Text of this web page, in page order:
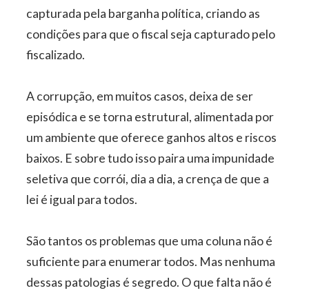
capturada pela barganha política, criando as
condições para que o fiscal seja capturado pelo
fiscalizado.
A corrupção, em muitos casos, deixa de ser
episódica e se torna estrutural, alimentada por
um ambiente que oferece ganhos altos e riscos
baixos. E sobre tudo isso paira uma impunidade
seletiva que corrói, dia a dia, a crença de que a
lei é igual para todos.
São tantos os problemas que uma coluna não é
suficiente para enumerar todos. Mas nenhuma
dessas patologias é segredo. O que falta não é